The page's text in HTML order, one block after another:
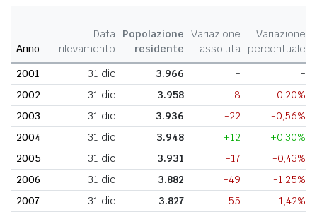
Anno
Data
rilevamento
Popolazione
residente
Variazione
assoluta
Variazione
percentuale
2001
31 dic 3.966 -
-
2002
31 dic 3.958 -8
-0,20%
2003
31 dic 3.936 -22
-0,56%
2004
31 dic 3.948 +12
+0,30%
2005
31 dic 3.931 -17
-0,43%
2006
31 dic 3.882 -49
-1,25%
2007
31 dic 3.827 -55
-1,42%